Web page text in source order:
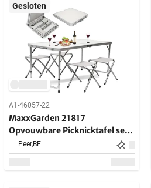
Gesloten
A1-46057-22
MaxxGarden 21817
Opvouwbare Picknicktafel set
120x70cm
Peer,BE